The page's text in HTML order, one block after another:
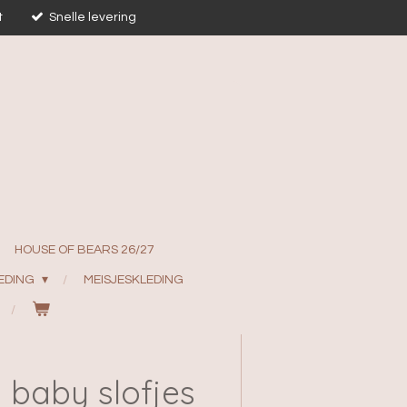
Snelle levering
HOUSE OF BEARS 26/27
MEISJESKLEDING
baby slofjes